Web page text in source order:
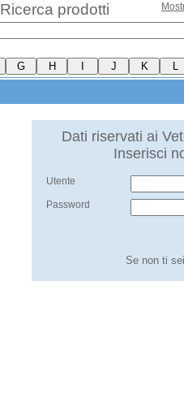
Ricerca prodotti
Dati riservati ai
Inserisci
Utente
Password
Se non ti